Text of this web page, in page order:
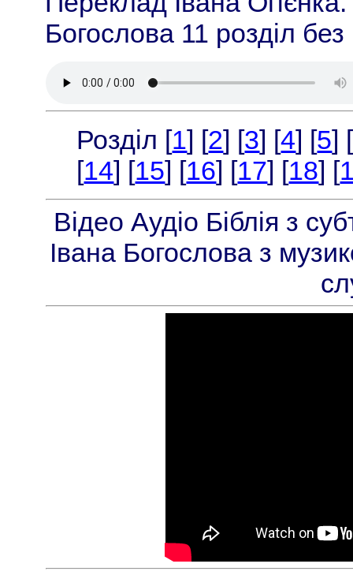
Богослова 11 розділ
Розділ [1] [2] [3] [4] [5] [
[14] [15] [16] [17] [18] [
Відео Аудіо Біблія з
Івана Богослова з